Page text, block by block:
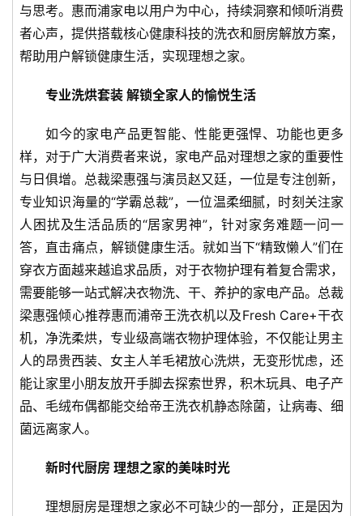
首
页
新
商
业
5
与思考。惠而浦家电以用户为中心，持续洞察和倾听消费
者心声，提供搭载核心健康科技的洗衣和厨房解放方案，
帮助用户解锁健康生活，实现理想之家。
专业洗烘套装 解锁全家人的愉悦生活
如今的家电产品更智能、性能更强悍、功能也更多
样，对于广大消费者来说，家电产品对理想之家的重要性
与日俱增。总裁梁惠强与演员赵又廷，一位是专注创新，
专业知识海量的“学霸总裁”，一位温柔细腻，时刻关注家
人困扰及生活品质的“居家男神”，针对家务难题一问一
答，直击痛点，解锁健康生活。就如当下“精致懒人”们在
穿衣方面越来越追求品质，对于衣物护理有着复合需求，
需要能够一站式解决衣物洗、干、养护的家电产品。总裁
梁惠强倾心推荐惠而浦帝王洗衣机以及Fresh Care+干衣
机，净洗柔烘，专业级高端衣物护理体验，不仅能让男主
人的昂贵西装、女主人羊毛裙放心洗烘，无变形忧虑，还
能让家里小朋友放开手脚去探索世界，积木玩具、电子产
品、毛绒布偶都能交给帝王洗衣机静态除菌，让病毒、细
菌远离家人。
新时代厨房 理想之家的美味时光
理想厨房是理想之家必不可缺少的一部分，正是因为